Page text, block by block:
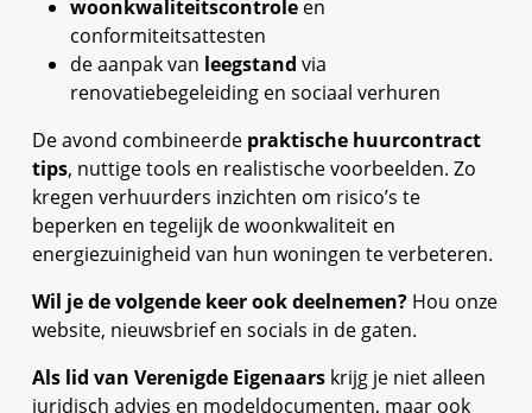
woonkwaliteitscontrole en
conformiteitsattesten
de aanpak van leegstand via
renovatiebegeleiding en sociaal verhuren
De avond combineerde praktische huurcontract
tips, nuttige tools en realistische voorbeelden. Zo
kregen verhuurders inzichten om risico’s te
beperken en tegelijk de woonkwaliteit en
energiezuinigheid van hun woningen te verbeteren.
Wil je de volgende keer ook deelnemen? Hou onze
website, nieuwsbrief en socials in de gaten.
Als lid van Verenigde Eigenaars krijg je niet alleen
juridisch advies en modeldocumenten, maar ook